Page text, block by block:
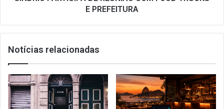
E PREFEITURA
Notícias relacionadas